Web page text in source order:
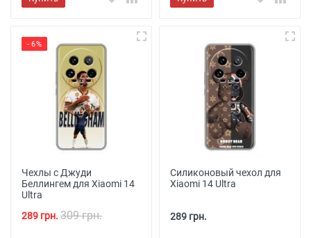
- 6%
Чехлы с Джуди
Беллингем для Xiaomi 14
Ultra
289 грн. 309 грн.
Силиконовый чехол для
Xiaomi 14 Ultra
289 грн.